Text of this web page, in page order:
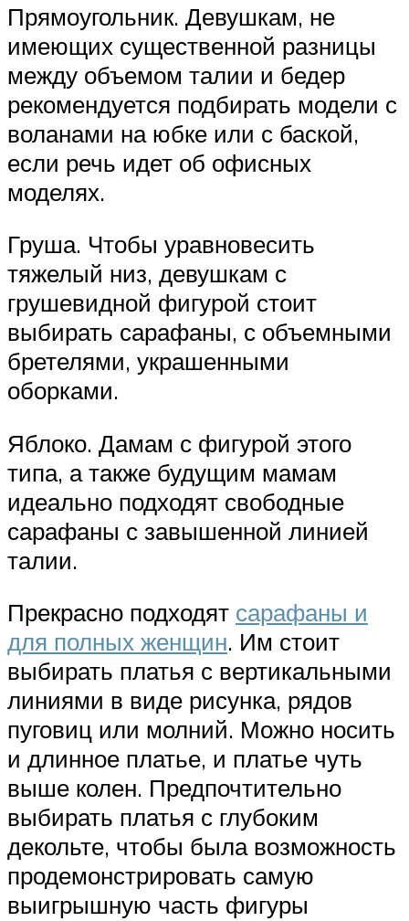
Прямоугольник. Девушкам, не
имеющих существенной разницы
между объемом талии и бедер
рекомендуется подбирать модели с
воланами на юбке или с баской,
если речь идет об офисных
моделях.
Груша. Чтобы уравновесить
тяжелый низ, девушкам с
грушевидной фигурой стоит
выбирать сарафаны, с объемными
бретелями, украшенными
оборками.
Яблоко. Дамам с фигурой этого
типа, а также будущим мамам
идеально подходят свободные
сарафаны с завышенной линией
талии.
Прекрасно подходят сарафаны и
для полных женщин. Им стоит
выбирать платья с вертикальными
линиями в виде рисунка, рядов
пуговиц или молний. Можно носить
и длинное платье, и платье чуть
выше колен. Предпочтительно
выбирать платья с глубоким
декольте, чтобы была возможность
продемонстрировать самую
выигрышную часть фигуры